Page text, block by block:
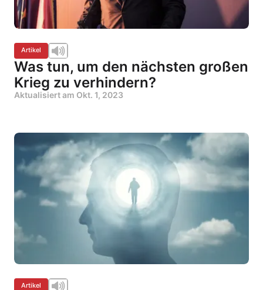
Artikel
Was tun, um den nächsten großen
Krieg zu verhindern?
Aktualisiert am Okt. 1, 2023
Artikel